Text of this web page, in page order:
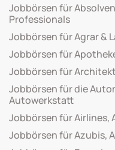
Jobbörsen für
Professionals
Jobbörsen für Agrar &
Jobbörsen für
Jobbörsen für
Jobbörsen für die
Autowerkstatt
Jobbörsen für Airlines,
Jobbörsen für Azubis,